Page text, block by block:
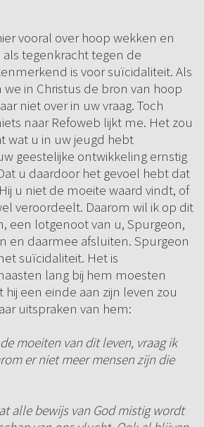
vooral over hoop wekken en
tegenkracht tegen de
is voor suïcidaliteit. Als
in Christus de bron van hoop
niet over in uw vraag. Toch
naar Refoweb lijkt me. Het zou
wat u in uw jeugd hebt
geestelijke ontwikkeling ernstig
u daardoor het gevoel hebt dat
u niet de moeite waard vindt, of
veroordeelt. Daarom wil ik op dit
een lotgenoot van u, Spurgeon,
en daarmee afsluiten. Spurgeon
suïcidaliteit. Het is
lang bij hem moesten
een einde aan zijn leven zou
uitspraken van hem:
moeiten van dit leven, vraag ik
er niet meer mensen zijn die
alle bewijs van God mistig wordt